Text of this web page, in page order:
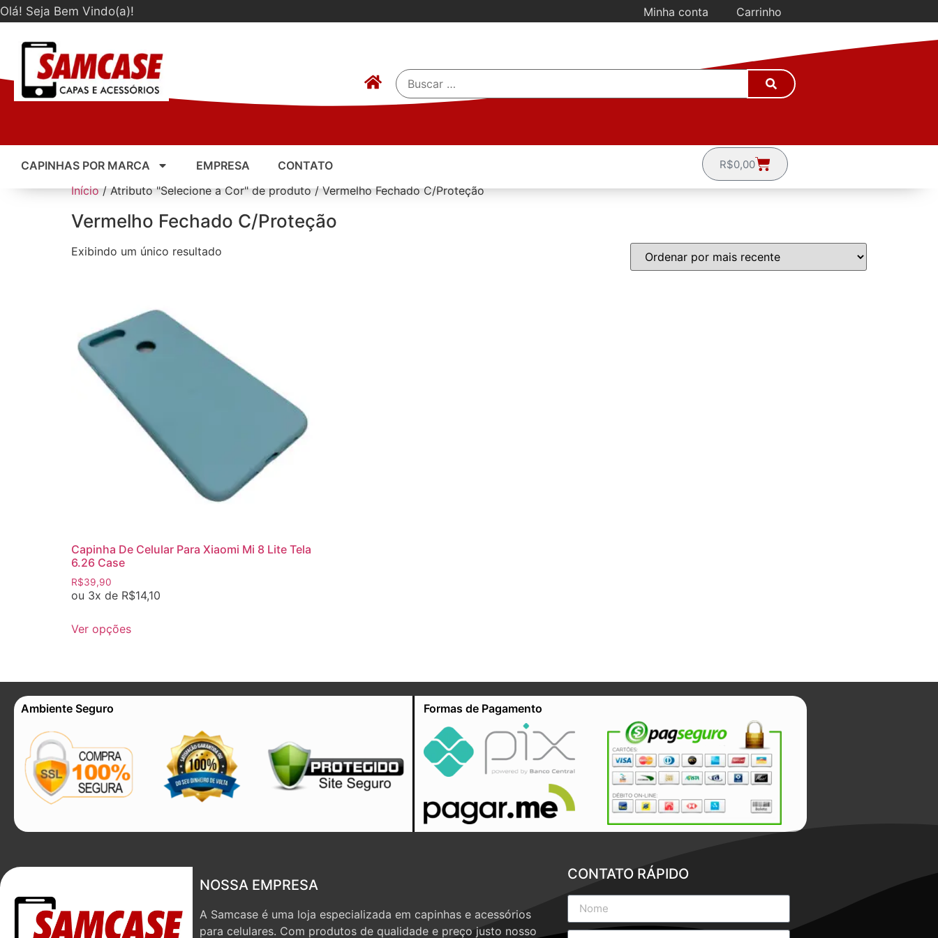
Olá! Seja Bem Vindo(a)! Minha conta Carrinho
CAPINHAS POR MARCA EMPRESA CONTATO R$0,00
Início/ Atributo "Selecione a Cor" de produto / Vermelho Fechado C/Proteção
Vermelho Fechado C/Proteção
Exibindo um único resultado
Capinha De Celular Para Xiaomi Mi 8 Lite Tela
6.26 Case
R$39,90
ou 3x de R$14,10
Ver opções
Ambiente Seguro Formas de Pagamento
NOSSA EMPRESA
A Samcase é uma loja especializada em capinhas e acessórios
para celulares. Com produtos de qualidade e preço justo nosso
CONTATO RÁPIDO